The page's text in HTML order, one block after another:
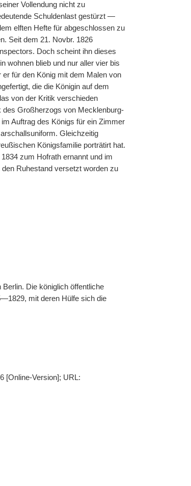
Vollendung nicht zu
Schuldenlast gestürzt —
elften Hefte für abgeschlossen zu
Seit dem 21. Novbr. 1826
Doch scheint ihn dieses
wohnen blieb und nur aller vier bis
für den König mit dem Malen von
die die Königin auf dem
von der Kritik verschieden
des Großherzogs von Mecklenburg-
Auftrag des Königs für ein Zimmer
Gleichzeitig
Königsfamilie porträtirt hat.
zum Hofrath ernannt und im
den Ruhestand versetzt worden zu
Die königlich öffentliche
mit deren Hülfe sich die
[Online-Version]; URL: